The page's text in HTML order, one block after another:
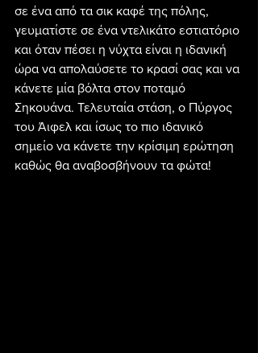
σε ένα από τα σικ καφέ της πόλης,
γευματίστε σε ένα ντελικάτο εστιατόριο
και όταν πέσει η νύχτα είναι η ιδανική
ώρα να απολαύσετε το κρασί σας και να
κάνετε μία βόλτα στον ποταμό
Σηκουάνα. Τελευταία στάση, ο Πύργος
του Άιφελ και ίσως το πιο ιδανικό
σημείο να κάνετε την κρίσιμη ερώτηση
καθώς θα αναβοσβήνουν τα φώτα!